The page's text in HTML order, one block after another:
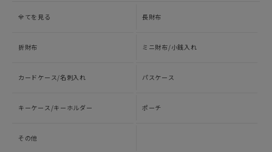
全てを見る 長財布
折財布 ミニ財布/小銭入れ
カードケース/名刺入れ パスケース
キーケース/キーホルダー ポーチ
その他